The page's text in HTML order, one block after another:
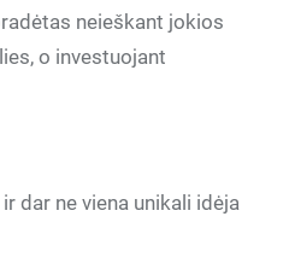
neieškant jokios
o investuojant
dar ne viena unikali idėja